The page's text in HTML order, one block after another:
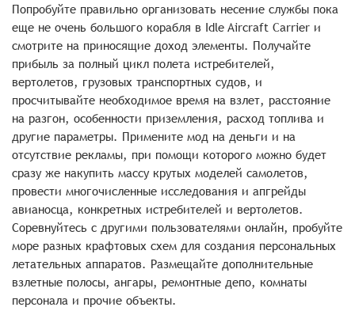
Попробуйте правильно организовать несение службы пока
еще не очень большого корабля в Idle Aircraft Carrier и
смотрите на приносящие доход элементы. Получайте
прибыль за полный цикл полета истребителей,
вертолетов, грузовых транспортных судов, и
просчитывайте необходимое время на взлет, расстояние
на разгон, особенности приземления, расход топлива и
другие параметры. Примените мод на деньги и на
отсутствие рекламы, при помощи которого можно будет
сразу же накупить массу крутых моделей самолетов,
провести многочисленные исследования и апгрейды
авианосца, конкретных истребителей и вертолетов.
Соревнуйтесь с другими пользователями онлайн, пробуйте
море разных крафтовых схем для создания персональных
летательных аппаратов. Размещайте дополнительные
взлетные полосы, ангары, ремонтные депо, комнаты
персонала и прочие объекты.